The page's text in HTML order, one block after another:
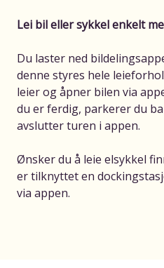
Lei bil eller sykkel enkelt
Du laster ned
denne styres hele
leier og åpner bilen via
du er ferdig, parkerer du
avslutter turen i appen.
Ønsker du å leie elsykkel
er tilknyttet en
via appen.